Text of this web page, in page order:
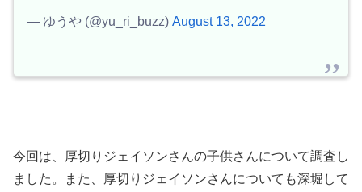
— ゆうや (@yu_ri_buzz) August 13, 2022
今回は、厚切りジェイソンさんの子供さんについて調査し
ました。また、厚切りジェイソンさんについても深堀して